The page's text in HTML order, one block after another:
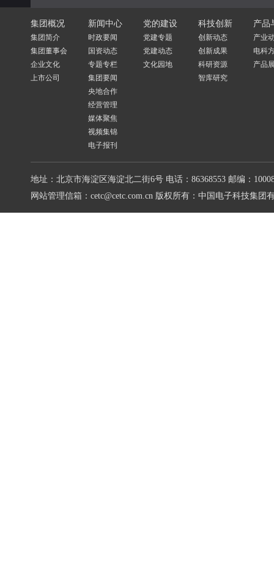
集团概况
集团简介
集团董事会
企业文化
上市公司
新闻中心
时政要闻
国资动态
专题专栏
集团要闻
央地合作
经营管理
媒体聚焦
视频集锦
电子报刊
党的建设
党建专题
党建动态
文化园地
科技创新
创新动态
创新成果
科研资源
智库研究
产品
产业
电科
产品
地址：北京市海淀区海淀北二街6号 电话：86368553 邮编：
网站管理信箱：cetc@cetc.com.cn 版权所有：中国电子科技集团